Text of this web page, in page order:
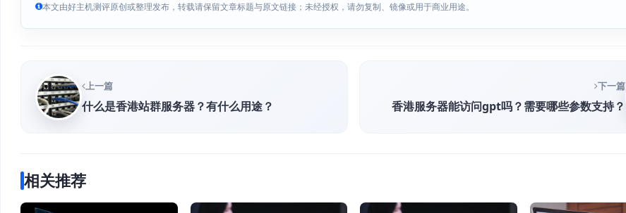
本文由好主机测评原创或整理发布，转载请保留文章标题与原文链接；未经授权，请勿复制、镜像或用于商业用途。
上一篇
什么是香港站群服务器？有什么用途？
下一篇
香港服务器能访问gpt吗？需要哪些参数支持？
相关推荐